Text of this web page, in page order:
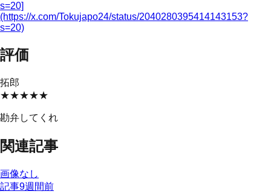
s=20]
(https://x.com/Tokujapo24/status/2040280395414143153?
s=20)
評価
拓郎
★★★★★
勘弁してくれ
関連記事
画像なし
記事9週間前